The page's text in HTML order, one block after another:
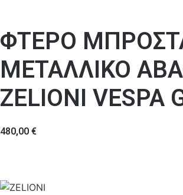
ΦΤΕΡΟ
ΜΕΤΑΛΛΙΚΟ
ZELIONI VESPA
480,00 €